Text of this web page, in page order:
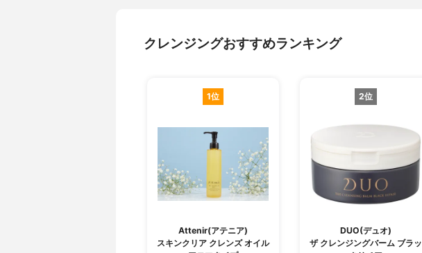
クレンジングおすすめランキング
1位
Attenir(アテニア)
スキンクリア クレンズ オイル
2位
DUO(デュオ)
ザ クレンジングバーム ブラッ